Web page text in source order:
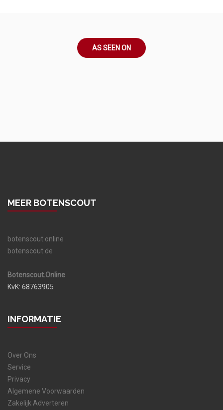
AS SEEN ON
MEER BOTENSCOUT
botenscout.online
botenscout.de
Botenscout.Online
KvK: 68763905
INFORMATIE
Over Ons
Service
Privacy
Algemene Voorwaarden
Zakelijk Adverteren